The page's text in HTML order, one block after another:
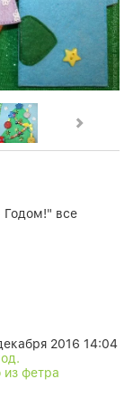
все
2016 14:04
из фетра